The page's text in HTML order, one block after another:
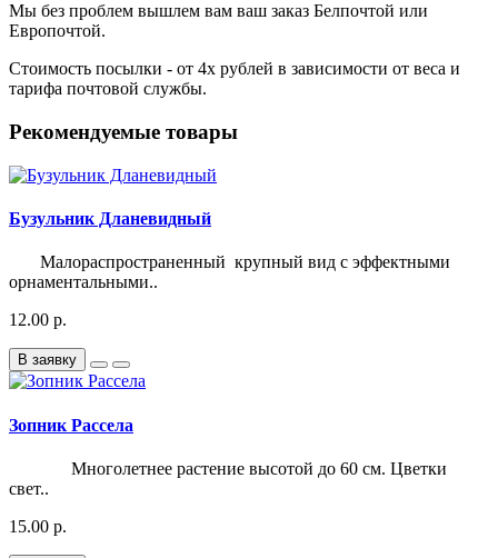
Мы без проблем вышлем вам ваш заказ Белпочтой или
Европочтой.
Стоимость посылки - от 4х рублей в зависимости от веса и
тарифа почтовой службы.
Рекомендуемые товары
Бузульник Дланевидный
Малораспространенный крупный вид с эффектными
орнаментальными..
12.00 р.
В заявку
Зопник Рассела
Многолетнее растение высотой до 60 см. Цветки
свет..
15.00 р.